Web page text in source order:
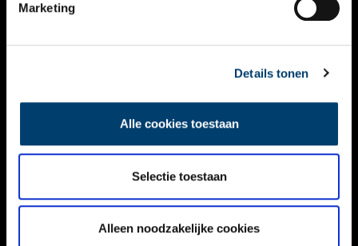
Marketing
Details tonen
Alle cookies toestaan
Selectie toestaan
Alleen noodzakelijke cookies
NIEUWSBRIEF
DISCLAIMER
TOEGANKELIJKHEID
Volg ONH op social media